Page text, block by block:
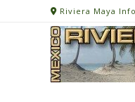
Riviera Maya